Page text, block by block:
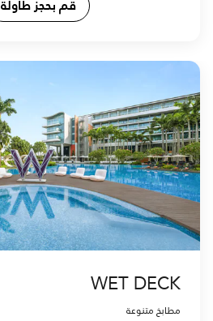
قم بحجز طاولة
WET DECK
مطابخ متنوعة